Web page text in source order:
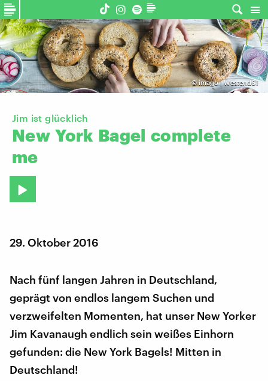
©imago | Westend61
Jim ist glücklich
New York Bagel complete
me
29. Oktober 2016
Nach fünf langen Jahren in Deutschland,
geprägt von endlos langem Suchen und
verzweifelten Momenten, hat unser New Yorker
Jim Kavanaugh endlich sein weißes Einhorn
gefunden: die New York Bagels! Mitten in
Deutschland!